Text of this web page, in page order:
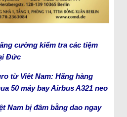
cường kiểm tra các tiệm
Đức
từ Viêt Nam: Hãng hàng
50 máy bay Airbus A321 neo
Nam bị đâm bằng dao ngay